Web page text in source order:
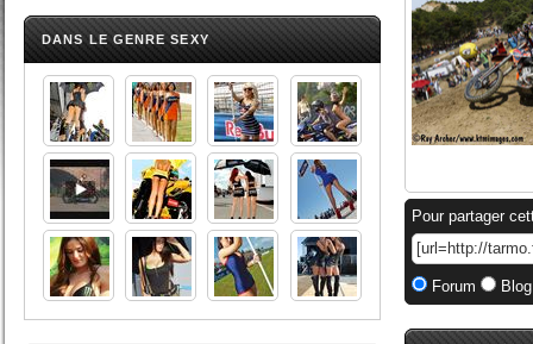
DANS LE GENRE SEXY
Pour partager
Forum